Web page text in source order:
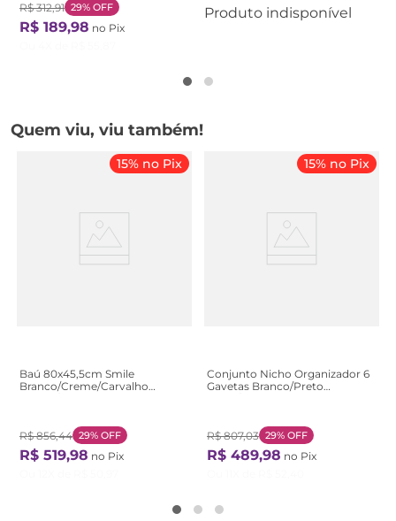
R$ 312,91 29% OFF
R$ 189,98 no Pix
Produto indisponível
Quem viu, viu também!
15% no Pix
Baú 80x45,5cm Smile
Branco/Creme/Carvalho
R$ 856,44 29% OFF
R$ 519,98 no Pix
15% no Pix
Conjunto Nicho Organizador 6
Gavetas Branco/Preto
R$ 807,03 29% OFF
R$ 489,98 no Pix